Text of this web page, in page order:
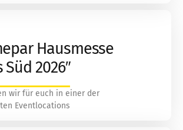
Hausmesse
Süd 2026″
wir für euch in einer der
Eventlocations